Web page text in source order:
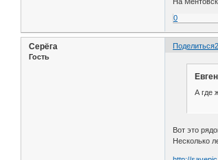
0
Поделиться
Серёга
Гость
А где
Вот это
Несколько